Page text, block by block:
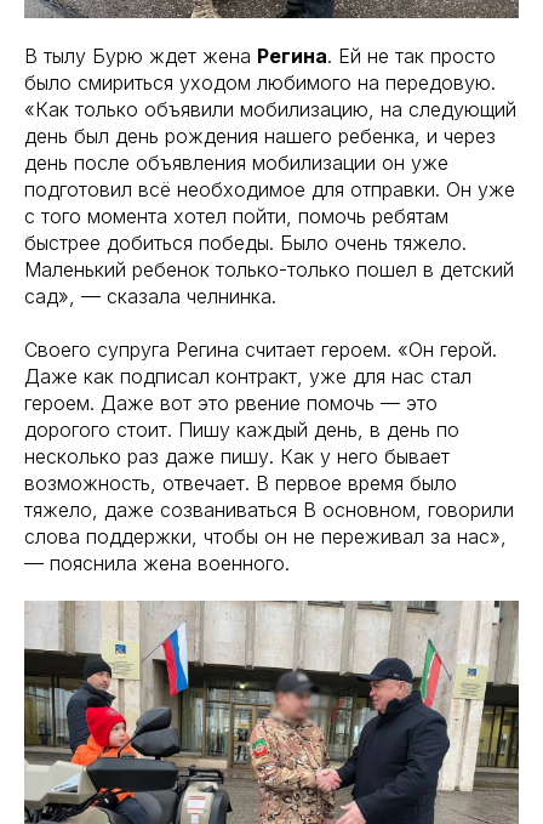
В тылу Бурю ждет жена Регина. Ей не так просто
было смириться уходом любимого на передовую.
«Как только объявили мобилизацию, на следующий
день был день рождения нашего ребенка, и через
день после объявления мобилизации он уже
подготовил всё необходимое для отправки. Он уже
с того момента хотел пойти, помочь ребятам
быстрее добиться победы. Было очень тяжело.
Маленький ребенок только-только пошел в детский
сад», — сказала челнинка.
Своего супруга Регина считает героем. «Он герой.
Даже как подписал контракт, уже для нас стал
героем. Даже вот это рвение помочь — это
дорогого стоит. Пишу каждый день, в день по
несколько раз даже пишу. Как у него бывает
возможность, отвечает. В первое время было
тяжело, даже созваниваться В основном, говорили
слова поддержки, чтобы он не переживал за нас»,
— пояснила жена военного.